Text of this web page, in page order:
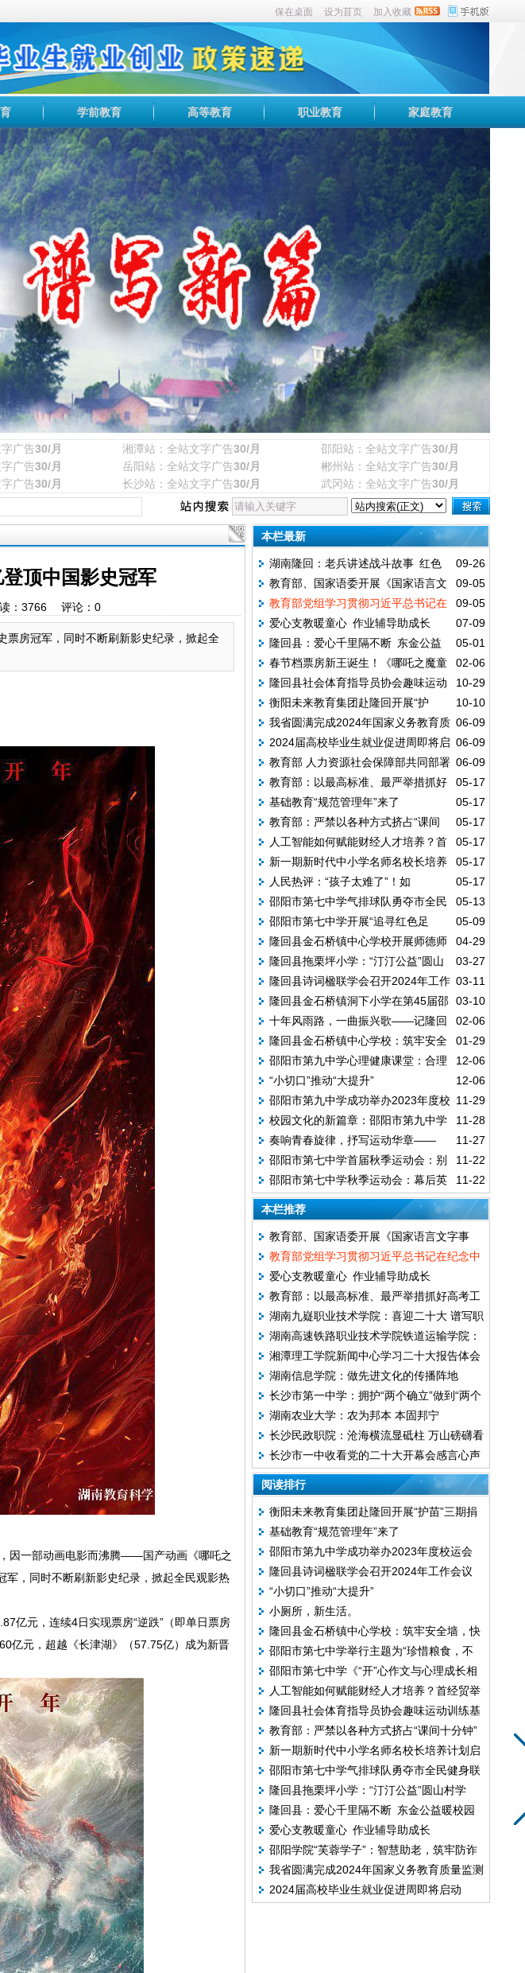
保在桌面 设为苜页 加入收藏
学前教育 高等教育 职业教育 家庭教育
广告30/月 湘潭站：全站文字广告30/月 邵阳站：全站文字广告30/月
广告30/月 岳阳站：全站文字广告30/月 郴州站：全站文字广告30/月
广告30/月 长沙站：全站文字广告30/月 武冈站：全站文字广告30/月
顶中国影史冠军
： 3766评论： 0
票房冠军，同时不断刷新影史纪录，掀起全
因一部动画电影而沸腾——国产动画《哪吒之
军，同时不断刷新影史纪录，掀起全民观影热
亿元，连续4日实现票房“逆跌”（即单日票房
60亿元，超越《长津湖》（57.75亿）成为新晋
本栏最新
09-26
湖南隆回：老兵讲述战斗故事 红色
基因代代传承
09-05
教育部、国家语委开展《国家语言文
字事业“十五五”发展规划》编制专家集中调
研座谈
09-05
教育部党组学习贯彻习近平总书记在
纪念中国人民抗日战争暨世界反法西斯战争
胜利80周年大会上的重要讲话精神
07-09
爱心支教暖童心 作业辅导助成长
05-01
隆回县：爱心千里隔不断 东金公益
暖校园
02-06
春节档票房新王诞生！《哪吒之魔童
闹海》以60亿登顶中国影史冠军
10-29
隆回县社会体育指导员协会趣味运动
训练基地正式挂牌成立
10-10
衡阳未来教育集团赴隆回开展“护
苗”三期捐赠活动
06-09
我省圆满完成2024年国家义务教育质
量监测实施工作
06-09
2024届高校毕业生就业促进周即将启
动
06-09
教育部 人力资源社会保障部共同部署
做好2024届全国普通高校毕业生就业创业工
作
05-17
教育部：以最高标准、最严举措抓好
高考工作
05-17
基础教育“规范管理年”来了
05-17
教育部：严禁以各种方式挤占“课间
十分钟”
05-17
人工智能如何赋能财经人才培养？首
经贸举行专题研讨
05-17
新一期新时代中小学名师名校长培养
计划启动
05-17
人民热评：“孩子太难了”！如
何“掐”掉“掐尖招生”？
05-13
邵阳市第七中学气排球队勇夺市全民
健身联赛乙组冠军，以球育人展风采
05-09
邵阳市第七中学开展“追寻红色足
迹，弘扬长征精神”研学活动
04-29
隆回县金石桥镇中心学校开展师德师
风全员教育培训
03-27
隆回县拖栗坪小学：“汀汀公益”圆山
村学子“校服梦”
03-11
隆回县诗词楹联学会召开2024年工作
会议
03-10
隆回县金石桥镇洞下小学在第45届邵
阳市青少年科技创新大赛中喜获佳绩
02-06
十年风雨路，一曲振兴歌——记隆回
县人大机关老干支部书记、县关工委主任刘
文成
01-29
隆回县金石桥镇中心学校：筑牢安全
墙，快乐过寒假
12-06
邵阳市第九中学心理健康课堂：合理
归因助成长
12-06
“小切口”推动“大提升”
11-29
邵阳市第九中学成功举办2023年度校
运会
11-28
校园文化的新篇章：邵阳市第九中学
的教职工拔河比赛
11-27
奏响青春旋律，抒写运动华章——
2023年邵阳市第七中学第一届田径运动会颁
奖典礼暨升旗仪式
11-22
邵阳市第七中学首届秋季运动会：别
开生面的教师接力赛
11-22
邵阳市第七中学秋季运动会：幕后英
雄的辉煌创造
本栏推荐
教育部、国家语委开展《国家语言文字事
业“十五五”发展规划》编制专家集中调研座
谈
教育部党组学习贯彻习近平总书记在纪念中
国人民抗日战争暨世界反法西斯战争胜利80
周年大会上的重要讲话精神
爱心支教暖童心 作业辅导助成长
教育部：以最高标准、最严举措抓好高考工
作
湖南九嶷职业技术学院：喜迎二十大 谱写职
业教育改革发展新篇章
湖南高速铁路职业技术学院铁道运输学院：
做一名新时代“四有”好老师
湘潭理工学院新闻中心学习二十大报告体会
湖南信息学院：做先进文化的传播阵地
长沙市第一中学：拥护“两个确立”做到“两个
维护”
湖南农业大学：农为邦本 本固邦宁
长沙民政职院：沧海横流显砥柱 万山磅礴看
主峰
长沙市一中收看党的二十大开幕会感言心声
阅读排行
衡阳未来教育集团赴隆回开展“护苗”三期捐
赠活动
基础教育“规范管理年”来了
邵阳市第九中学成功举办2023年度校运会
隆回县诗词楹联学会召开2024年工作会议
“小切口”推动“大提升”
小厕所，新生活。
隆回县金石桥镇中心学校：筑牢安全墙，快
乐过寒假
邵阳市第七中学举行主题为“珍惜粮食，不
负‘食’光”的周会升旗仪式
邵阳市第七中学《“开”心作文与心理成长相
融互促》课题组开展系列实践研究活动
人工智能如何赋能财经人才培养？首经贸举
行专题研讨
隆回县社会体育指导员协会趣味运动训练基
地正式挂牌成立
教育部：严禁以各种方式挤占“课间十分钟”
新一期新时代中小学名师名校长培养计划启
动
邵阳市第七中学气排球队勇夺市全民健身联
赛乙组冠军，以球育人展风采
隆回县拖栗坪小学：“汀汀公益”圆山村学
子“校服梦”
隆回县：爱心千里隔不断 东金公益暖校园
爱心支教暖童心 作业辅导助成长
邵阳学院“芙蓉学子”：智慧助老，筑牢防诈
堤坝
我省圆满完成2024年国家义务教育质量监测
实施工作
2024届高校毕业生就业促进周即将启动